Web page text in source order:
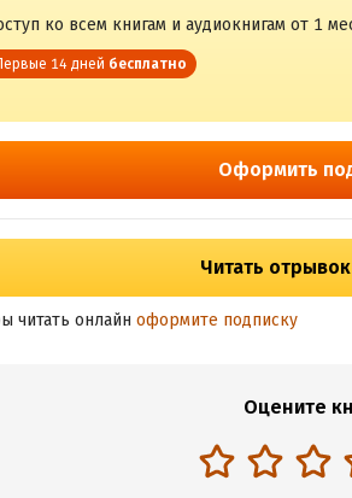
ко всем книгам и аудиокнигам от 1
14 дней бесплатно
Оформить
Читать отрывок
читать онлайн оформите подписку
Оцените